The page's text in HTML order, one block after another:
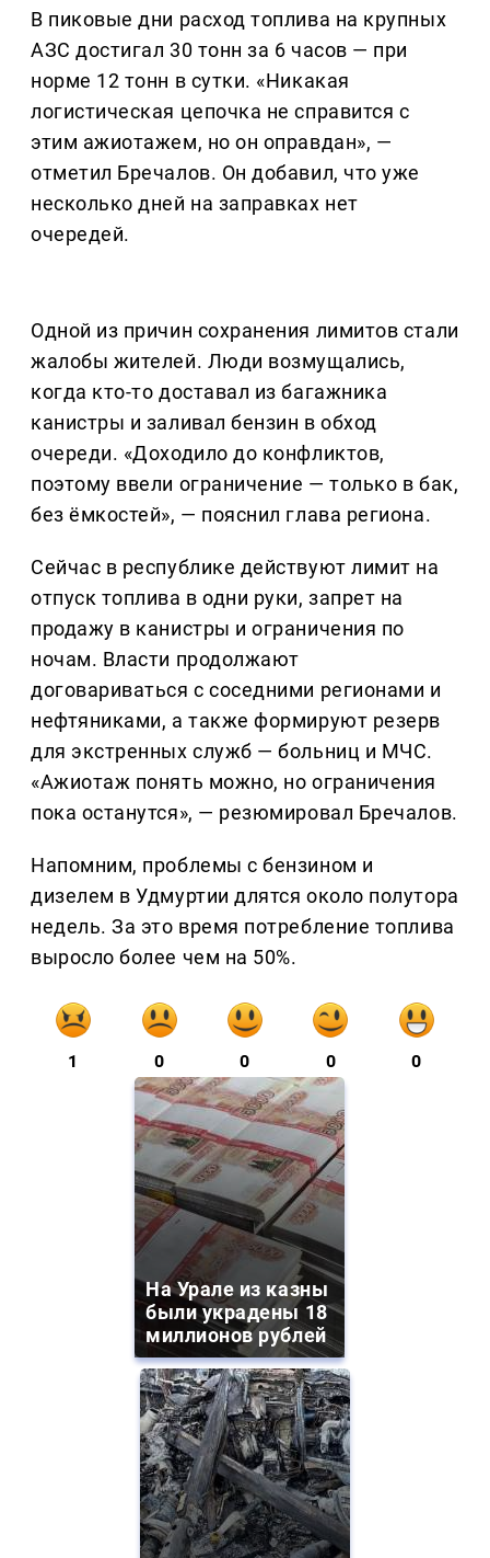
В пиковые дни расход топлива на крупных
АЗС достигал 30 тонн за 6 часов — при
норме 12 тонн в сутки. «Никакая
логистическая цепочка не справится с
этим ажиотажем, но он оправдан», —
отметил Бречалов. Он добавил, что уже
несколько дней на заправках нет
очередей.
Одной из причин сохранения лимитов стали
жалобы жителей. Люди возмущались,
когда кто-то доставал из багажника
канистры и заливал бензин в обход
очереди. «Доходило до конфликтов,
поэтому ввели ограничение — только в бак,
без ёмкостей», — пояснил глава региона.
Сейчас в республике действуют лимит на
отпуск топлива в одни руки, запрет на
продажу в канистры и ограничения по
ночам. Власти продолжают
договариваться с соседними регионами и
нефтяниками, а также формируют резерв
для экстренных служб — больниц и МЧС.
«Ажиотаж понять можно, но ограничения
пока останутся», — резюмировал Бречалов.
Напомним, проблемы с бензином и
дизелем в Удмуртии длятся около полутора
недель. За это время потребление топлива
выросло более чем на 50%.
1 0 0 0 0
На Урале из казны
были украдены 18
миллионов рублей